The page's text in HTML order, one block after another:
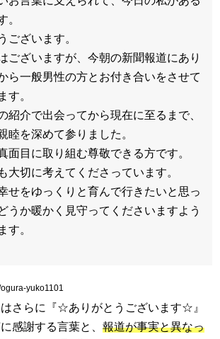
。
ございます。
ございますが、今朝の新聞報道にあり
ら一般男性の方とお付き合いをさせて
す。
紹介で出会ってから現在に至るまで、
睦を深めて参りました。
面目に取り組む尊敬できる方です。
大切に考えてくださっています。
せをゆっくりと育んで行きたいと思っ
うか暖かく見守ってくださいますよう
す。
yuko1101
さらに『☆ありがとうございます☆』
感謝する言葉と、 報道が事実と異なっ